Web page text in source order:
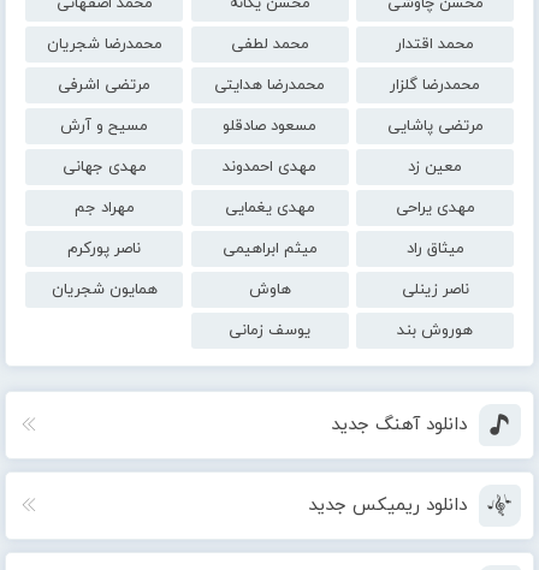
محمد اقتدار
محمد لطفی
محمدرضا شجریان
محمدرضا گلزار
محمدرضا هدایتی
مرتضی اشرفی
مرتضی پاشایی
مسعود صادقلو
مسیح و آرش
معین زد
مهدی احمدوند
مهدی جهانی
مهدی یراحی
مهدی یغمایی
مهراد جم
میثاق راد
میثم ابراهیمی
ناصر پورکرم
ناصر زینلی
هاوش
همایون شجریان
هوروش بند
یوسف زمانی
دانلود آهنگ جدید
دانلود ریمیکس جدید